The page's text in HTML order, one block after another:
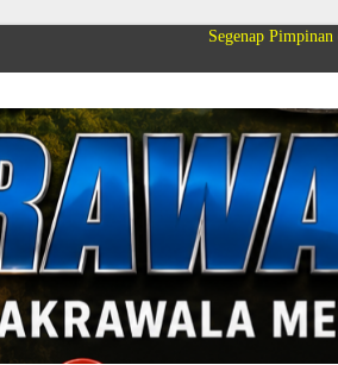
Segenap Pimpinan dan Keluarga